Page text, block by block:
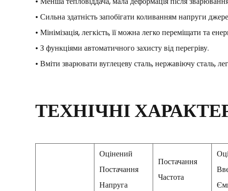
• Сильна здатність запобігати коливанням напруги
• Мінімізація, легкість, її можна легко переміщати та
• З функціями автоматичного захисту від перегріву.
• Вміти зварювати вуглецеву сталь, нержавіючу сталь,
ТЕХНІЧНІ
Оцінений
Постачання
Напруга
Постачання
Частота